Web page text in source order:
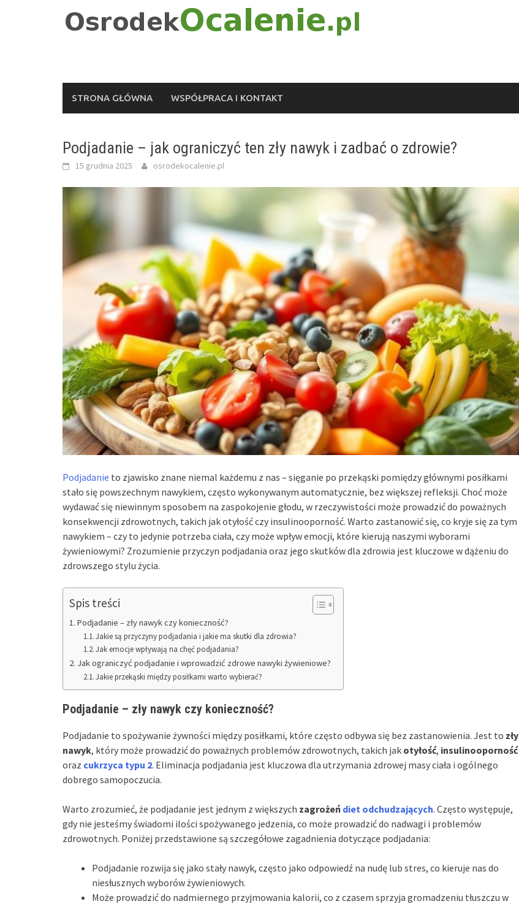
STRONA GŁÓWNA WSPÓŁPRACA I KONTAKT
Podjadanie – jak ograniczyć ten zły nawyk i zadbać o zdrowie?
15 grudnia 2025 osrodekocalenie.pl
Podjadanie to zjawisko znane niemal każdemu z nas – sięganie po przekąski pomiędzy głównymi posiłkami
stało się powszechnym nawykiem, często wykonywanym automatycznie, bez większej refleksji. Choć może
wydawać się niewinnym sposobem na zaspokojenie głodu, w rzeczywistości może prowadzić do poważnych
konsekwencji zdrowotnych, takich jak otyłość czy insulinooporność. Warto zastanowić się, co kryje się za tym
nawykiem – czy to jedynie potrzeba ciała, czy może wpływ emocji, które kierują naszymi wyborami
żywieniowymi? Zrozumienie przyczyn podjadania oraz jego skutków dla zdrowia jest kluczowe w dążeniu do
zdrowszego stylu życia.
Spis treści
Podjadanie – zły nawyk czy konieczność?
Jakie są przyczyny podjadania i jakie ma skutki dla zdrowia?
Jak emocje wpływają na chęć podjadania?
Jak ograniczyć podjadanie i wprowadzić zdrowe nawyki żywieniowe?
Jakie przekąski między posiłkami warto wybierać?
Podjadanie – zły nawyk czy konieczność?
Podjadanie to spożywanie żywności między posiłkami, które często odbywa się bez zastanowienia. Jest to zły
nawyk, który może prowadzić do poważnych problemów zdrowotnych, takich jak otyłość, insulinooporność
oraz cukrzyca typu 2. Eliminacja podjadania jest kluczowa dla utrzymania zdrowej masy ciała i ogólnego
dobrego samopoczucia.
Warto zrozumieć, że podjadanie jest jednym z większych zagrożeń diet odchudzających. Często występuje,
gdy nie jesteśmy świadomi ilości spożywanego jedzenia, co może prowadzić do nadwagi i problemów
zdrowotnych. Poniżej przedstawione są szczegółowe zagadnienia dotyczące podjadania:
Podjadanie rozwija się jako stały nawyk, często jako odpowiedź na nudę lub stres, co kieruje nas do
niesłusznych wyborów żywieniowych.
Może prowadzić do nadmiernego przyjmowania kalorii, co z czasem sprzyja gromadzeniu tłuszczu w